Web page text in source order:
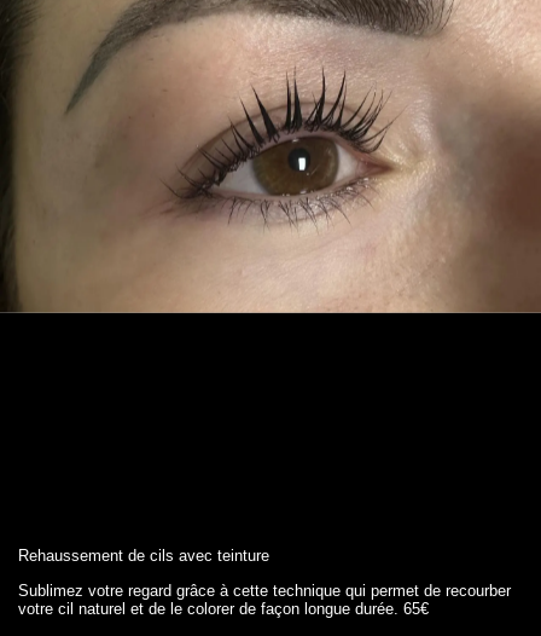
Rehaussement de cils avec teinture
Sublimez votre regard grâce à cette technique qui permet de recourber
votre cil naturel et de le colorer de façon longue durée. 65€